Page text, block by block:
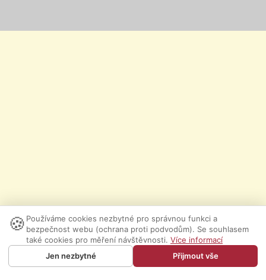
🍪 Používáme cookies nezbytné pro správnou funkci a
bezpečnost webu (ochrana proti podvodům). Se souhlasem
také cookies pro měření návštěvnosti. Více informací
Jen nezbytné
Přijmout vše